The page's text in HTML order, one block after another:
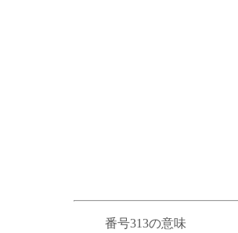
番号313の意味